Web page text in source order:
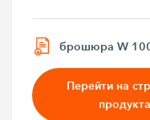
брошюра W
Перейти на
продукта